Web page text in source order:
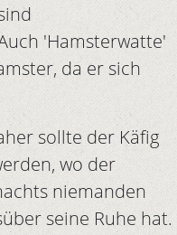
'Hamsterwatte'
da er sich
sollte der Käfig
wo der
niemanden
seine Ruhe hat.